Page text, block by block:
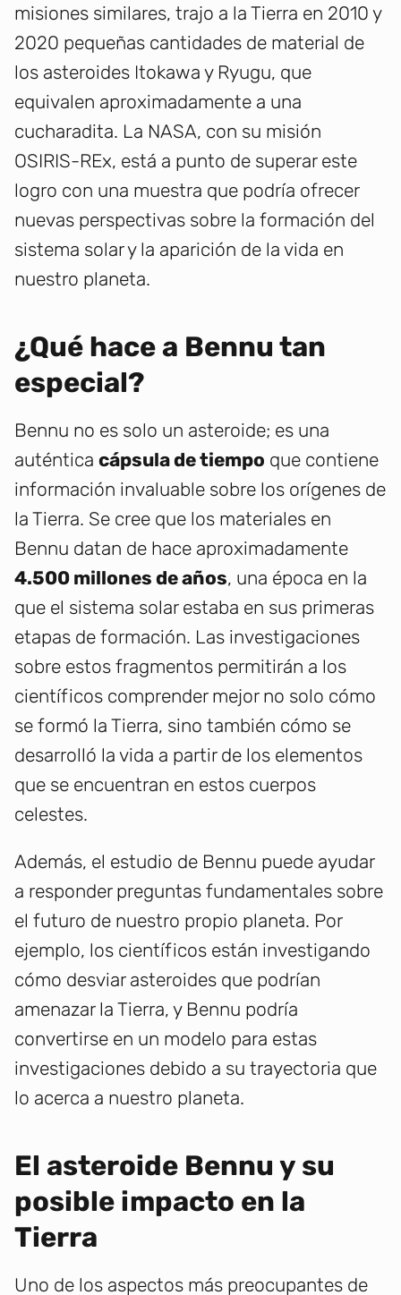
misiones similares, trajo a la Tierra en 2010 y
2020 pequeñas cantidades de material de
los asteroides Itokawa y Ryugu, que
equivalen aproximadamente a una
cucharadita. La NASA, con su misión
OSIRIS-REx, está a punto de superar este
logro con una muestra que podría ofrecer
nuevas perspectivas sobre la formación del
sistema solar y la aparición de la vida en
nuestro planeta.
¿Qué hace a Bennu tan
especial?
Bennu no es solo un asteroide; es una
auténtica cápsula de tiempo que contiene
información invaluable sobre los orígenes de
la Tierra. Se cree que los materiales en
Bennu datan de hace aproximadamente
4.500 millones de años, una época en la
que el sistema solar estaba en sus primeras
etapas de formación. Las investigaciones
sobre estos fragmentos permitirán a los
científicos comprender mejor no solo cómo
se formó la Tierra, sino también cómo se
desarrolló la vida a partir de los elementos
que se encuentran en estos cuerpos
celestes.
Además, el estudio de Bennu puede ayudar
a responder preguntas fundamentales sobre
el futuro de nuestro propio planeta. Por
ejemplo, los científicos están investigando
cómo desviar asteroides que podrían
amenazar la Tierra, y Bennu podría
convertirse en un modelo para estas
investigaciones debido a su trayectoria que
lo acerca a nuestro planeta.
El asteroide Bennu y su
posible impacto en la
Tierra
Uno de los aspectos más preocupantes de